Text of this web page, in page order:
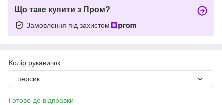
Що таке купити з Пром?
Замовлення під захистом
Колір рукавичок
персик
Готово до відправки